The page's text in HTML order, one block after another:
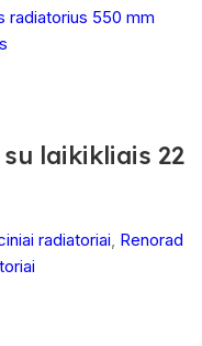
laikikliais 22
radiatoriai Renorad